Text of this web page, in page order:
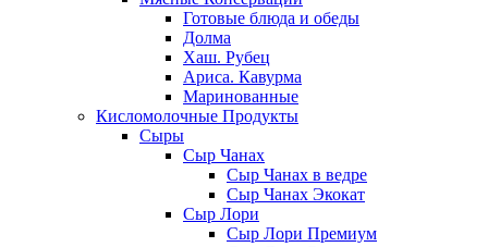
Готовые блюда и обеды
Долма
Хаш. Рубец
Ариса. Кавурма
Маринованные
Кисломолочные Продукты
Сыры
Сыр Чанах
Сыр Чанах в ведре
Сыр Чанах Экокат
Сыр Лори
Сыр Лори Премиум